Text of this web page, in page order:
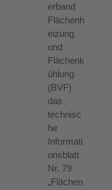
erband
Flächenh
eizung
und
Flächenk
ühlung
(BVF)
das
technisc
he
Informati
onsblatt
Nr. 79
„Flächen